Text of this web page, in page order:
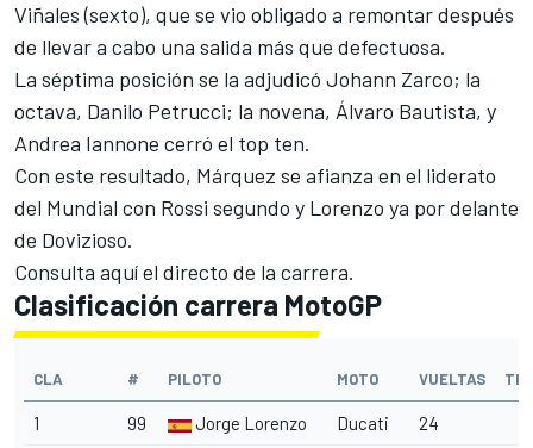
Viñales (sexto), que se vio obligado a remontar después
de llevar a cabo una salida más que defectuosa.
La séptima posición se la adjudicó Johann Zarco; la
octava, Danilo Petrucci; la novena, Álvaro Bautista, y
Andrea Iannone cerró el top ten.
Con este resultado, Márquez se afianza en el liderato
del Mundial con Rossi segundo y Lorenzo ya por delante
de Dovizioso.
Consulta aquí el directo de la carrera.
Clasificación carrera MotoGP
CLA # PILOTO MOTO VUELTAS
1 99 Jorge Lorenzo Ducati 24